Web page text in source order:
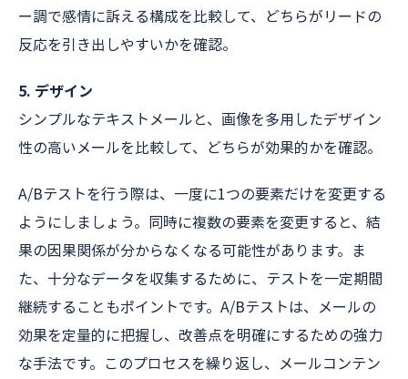
ー調で感情に訴える構成を比較して、どちらがリードの
反応を引き出しやすいかを確認。
5. デザイン
シンプルなテキストメールと、画像を多用したデザイン
性の高いメールを比較して、どちらが効果的かを確認。
A/Bテストを行う際は、一度に1つの要素だけを変更する
ようにしましょう。同時に複数の要素を変更すると、結
果の因果関係が分からなくなる可能性があります。ま
た、十分なデータを収集するために、テストを一定期間
継続することもポイントです。A/Bテストは、メールの
効果を定量的に把握し、改善点を明確にするための強力
な手法です。このプロセスを繰り返し、メールコンテン